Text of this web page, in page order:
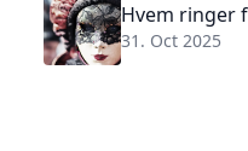
Hvem ringer
31. Oct 2025